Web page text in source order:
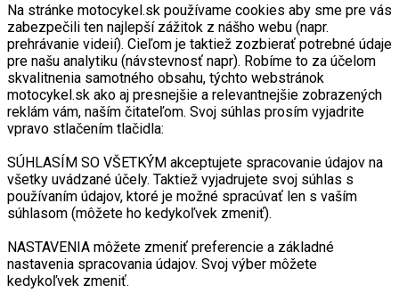
Na stránke motocykel.sk používame cookies aby sme pre vás
zabezpečili ten najlepší zážitok z nášho webu (napr.
prehrávanie videií). Cieľom je taktiež zozbierať potrebné údaje
pre našu analytiku (návstevnosť napr). Robíme to za účelom
skvalitnenia samotného obsahu, týchto webstránok
motocykel.sk ako aj presnejšie a relevantnejšie zobrazených
reklám vám, naším čitateľom. Svoj súhlas prosím vyjadrite
vpravo stlačením tlačidla:
SÚHLASÍM SO VŠETKÝM akceptujete spracovanie údajov na
všetky uvádzané účely. Taktiež vyjadrujete svoj súhlas s
používaním údajov, ktoré je možné spracúvať len s vaším
súhlasom (môžete ho kedykoľvek zmeniť).
NASTAVENIA môžete zmeniť preferencie a základné
nastavenia spracovania údajov. Svoj výber môžete
kedykoľvek zmeniť.